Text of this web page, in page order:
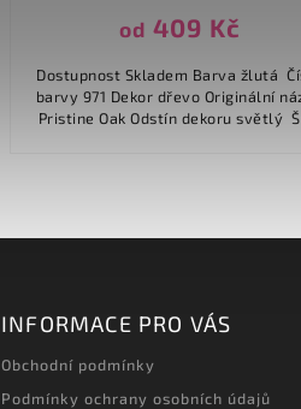
od 409 Kč
Dostupnost Skladem Barva žlutá Číslo
barvy 971 Dekor dřevo Originální název
Pristine Oak Odstín dekoru světlý Šíře
INFORMACE PRO VÁS
Obchodní podmínky
Podmínky ochrany osobních údajů